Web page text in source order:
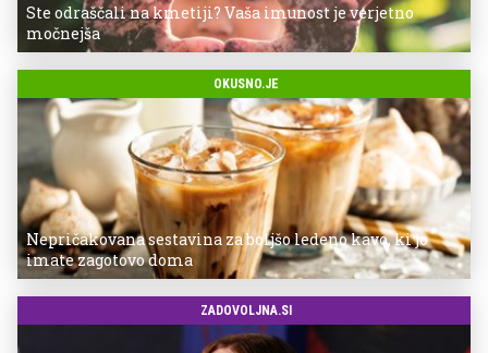
Ste odraščali na kmetiji? Vaša imunost je verjetno
močnejša
OKUSNO.JE
Nepričakovana sestavina za boljšo ledeno kavo, ki jo
imate zagotovo doma
ZADOVOLJNA.SI